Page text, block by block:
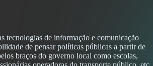
tecnologias de informação e comunicação
de pensar políticas públicas a partir de
braços do governo local como escolas,